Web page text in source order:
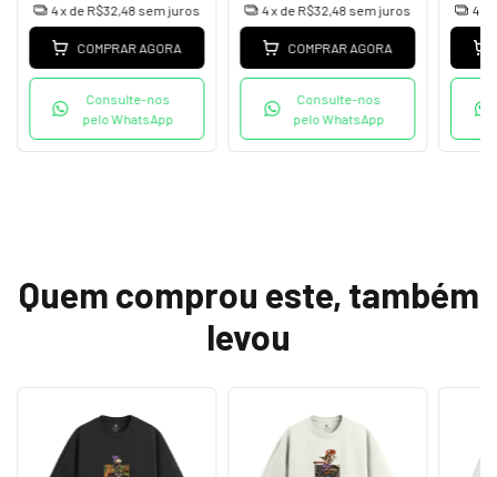
4x de R$32,48 sem juros
COMPRAR AGORA
Consulte-nos
pelo WhatsApp
4x de R$32,48 sem juros
COMPRAR AGORA
Consulte-nos
pelo WhatsApp
4
Quem comprou este, também
levou